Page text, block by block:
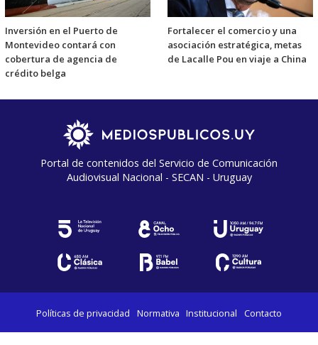
Inversión en el Puerto de
Montevideo contará con
cobertura de agencia de
crédito belga
Fortalecer el comercio y una
asociación estratégica, metas
de Lacalle Pou en viaje a China
Portal de contenidos del Servicio de Comunicación
Audiovisual Nacional - SECAN - Uruguay
Políticas de privacidad Normativa Institucional Contacto